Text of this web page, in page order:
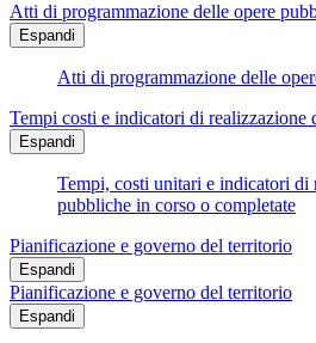
Atti di programmazione delle opere
Espandi
Atti di programmazione delle
Tempi costi e indicatori di realizzazione
Espandi
Tempi, costi unitari e indicatori di
pubbliche in corso o completate
Pianificazione e governo del territorio
Espandi
Pianificazione e governo del territorio
Espandi